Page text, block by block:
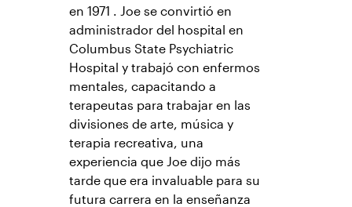
en 1971 . Joe se convirtió en
administrador del hospital en
Columbus State Psychiatric
Hospital y trabajó con enfermos
mentales, capacitando a
terapeutas para trabajar en las
divisiones de arte, música y
terapia recreativa, una
experiencia que Joe dijo más
tarde que era invaluable para su
futura carrera en la enseñanza